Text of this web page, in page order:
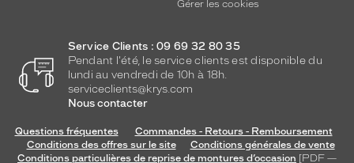
Gérer les cookies
Service Clients : 09 69 32 80 35
Pendant l'été, le service clients est disponible du
lundi au vendredi de 10h à 18h.
serviceclients@krys.com
Nous contacter
Questions fréquentes
Commandes - Retours - Remboursement
Conditions des offres sur le site
Conditions générales de vente
Conditions particulières de reprise de montures d’occasion [PDF —